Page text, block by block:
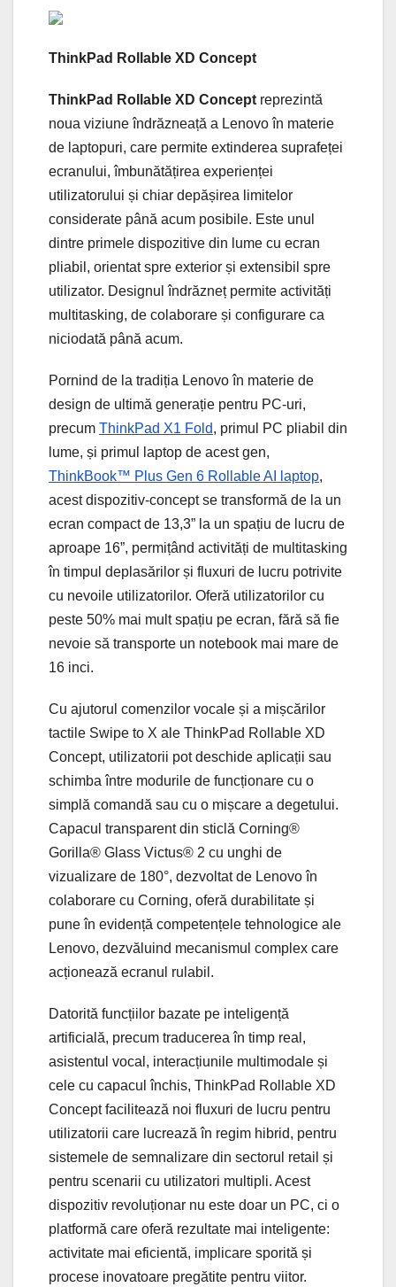
ThinkPad Rollable XD Concept
ThinkPad Rollable XD Conceptreprezintă
noua viziune îndrăzneață a Lenovo în materie
de laptopuri, care permite extinderea suprafeței
ecranului, îmbunătățirea experienței
utilizatorului și chiar depășirea limitelor
considerate până acum posibile. Este unul
dintre primele dispozitive din lume cu ecran
pliabil, orientat spre exterior și extensibil spre
utilizator. Designul îndrăzneț permite activități
multitasking, de colaborare și configurare ca
niciodată până acum.
Pornind de la tradiția Lenovo în materie de
design de ultimă generație pentru PC-uri,
precum ThinkPad X1 Fold, primul PC pliabil din
lume, și primul laptop de acest gen,
ThinkBook™ Plus Gen 6 Rollable AI laptop,
acest dispozitiv-concept se transformă de la un
ecran compact de 13,3” la un spațiu de lucru de
aproape 16”, permițând activități de multitasking
în timpul deplasărilor și fluxuri de lucru potrivite
cu nevoile utilizatorilor. Oferă utilizatorilor cu
peste 50% mai mult spațiu pe ecran, fără să fie
nevoie să transporte un notebook mai mare de
16 inci.
Cu ajutorul comenzilor vocale și a mișcărilor
tactile Swipe to X ale ThinkPad Rollable XD
Concept, utilizatorii pot deschide aplicații sau
schimba între modurile de funcționare cu o
simplă comandă sau cu o mișcare a degetului.
Capacul transparent din sticlă Corning®
Gorilla® Glass Victus® 2 cu unghi de
vizualizare de 180°, dezvoltat de Lenovo în
colaborare cu Corning, oferă durabilitate și
pune în evidență competențele tehnologice ale
Lenovo, dezvăluind mecanismul complex care
acționează ecranul rulabil.
Datorită funcțiilor bazate pe inteligență
artificială, precum traducerea în timp real,
asistentul vocal, interacțiunile multimodale și
cele cu capacul închis, ThinkPad Rollable XD
Concept facilitează noi fluxuri de lucru pentru
utilizatorii care lucrează în regim hibrid, pentru
sistemele de semnalizare din sectorul retail și
pentru scenarii cu utilizatori multipli. Acest
dispozitiv revoluționar nu este doar un PC, ci o
platformă care oferă rezultate mai inteligente:
activitate mai eficientă, implicare sporită și
procese inovatoare pregătite pentru viitor.